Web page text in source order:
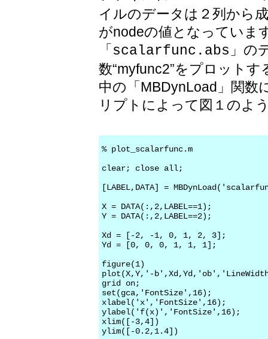
イルのデータは２列から
がnodeの値となっていま
「 scalarfunc.abs 」の
数“myfunc2”をプロット
中の「MBDynLoad」関数
リプトによって図１のよ
% plot_scalarfunc.m
clear; close all;
[LABEL,DATA] =
X = DATA(:,2,LABEL==1);
Y = DATA(:,2,LABEL==2);
Xd = [-2, -1, 0, 1, 2, 3];
Yd = [0, 0, 0, 1, 1, 1];
figure(1)
plot(X,Y,'-
grid on;
set(gca,'FontSize',16);
xlabel('x','FontSize',16);
ylabel('f(x)','FontSize',16);
xlim([-3,4])